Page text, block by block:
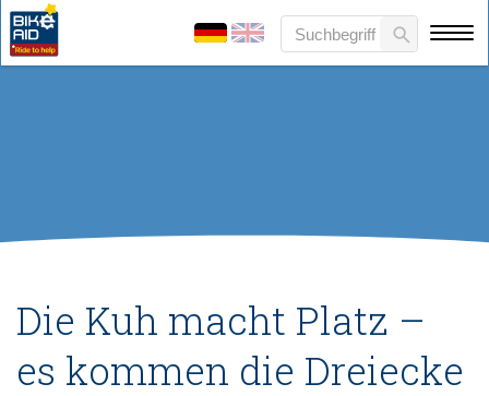
Die Kuh macht Platz –
es kommen die Dreiecke